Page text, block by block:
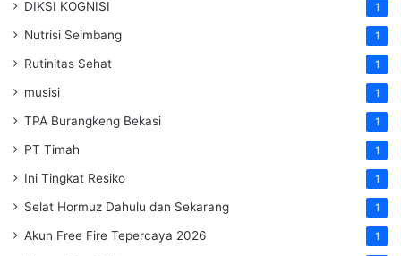
DIKSI KOGNISI 1
Nutrisi Seimbang 1
Rutinitas Sehat 1
musisi 1
TPA Burangkeng Bekasi 1
PT Timah 1
Ini Tingkat Resiko 1
Selat Hormuz Dahulu dan Sekarang 1
Akun Free Fire Tepercaya 2026 1